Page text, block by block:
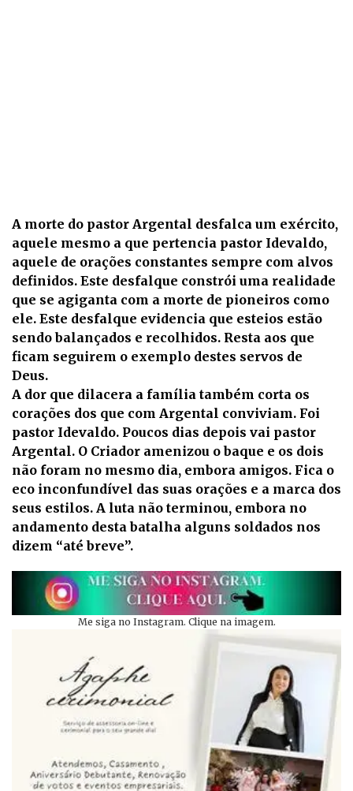
A morte do pastor Argental desfalca um exército,
aquele mesmo a que pertencia pastor Idevaldo,
aquele de orações constantes sempre com alvos
definidos. Este desfalque constrói uma realidade
que se agiganta com a morte de pioneiros como
ele. Este desfalque evidencia que esteios estão
sendo balançados e recolhidos. Resta aos que
ficam seguirem o exemplo destes servos de
Deus.
A dor que dilacera a família também corta os
corações dos que com Argental conviviam. Foi
pastor Idevaldo. Poucos dias depois vai pastor
Argental. O Criador amenizou o baque e os dois
não foram no mesmo dia, embora amigos. Fica o
eco inconfundível das suas orações e a marca dos
seus estilos. A luta não terminou, embora no
andamento desta batalha alguns soldados nos
dizem “até breve”.
Me siga no Instagram. Clique na imagem.